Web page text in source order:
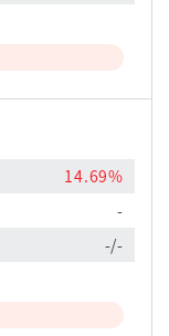
14.69%
-
-/-